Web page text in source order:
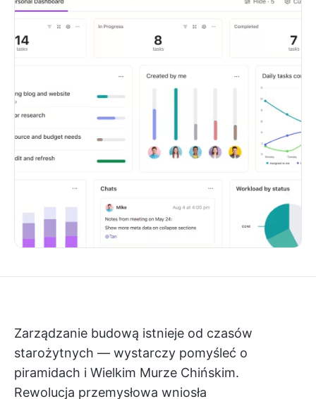
Zarządzanie budową istnieje od czasów
starożytnych — wystarczy pomyśleć o
piramidach i Wielkim Murze Chińskim.
Rewolucja przemysłowa wniosła